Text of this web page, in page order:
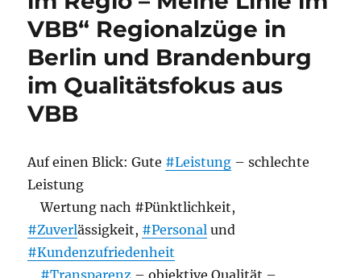
VBB“ Regionalzüge in
Berlin und Brandenburg
im Qualitätsfokus aus
VBB
Auf einen Blick: Gute #Leistung – schlechte
Leistung
Wertung nach #Pünktlichkeit,
#Zuverlässigkeit, #Personal und
#Kundenzufriedenheit